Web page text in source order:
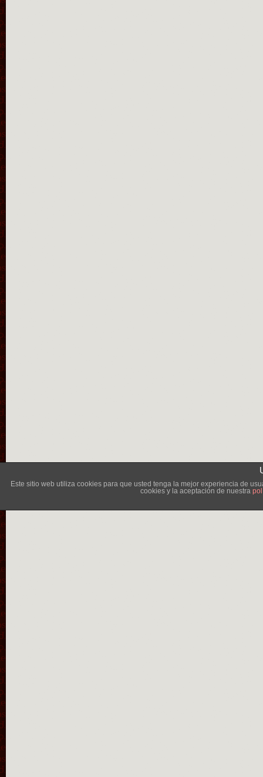
Este sitio web utiliza cookies para que usted tenga la mejor experiencia de
cookies y la aceptación de nuestra